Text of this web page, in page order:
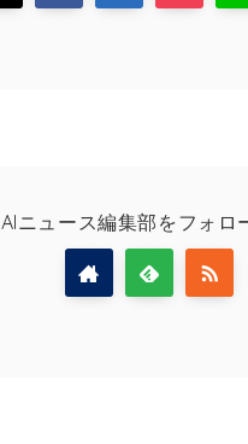
AIニュース編集部をフォロ